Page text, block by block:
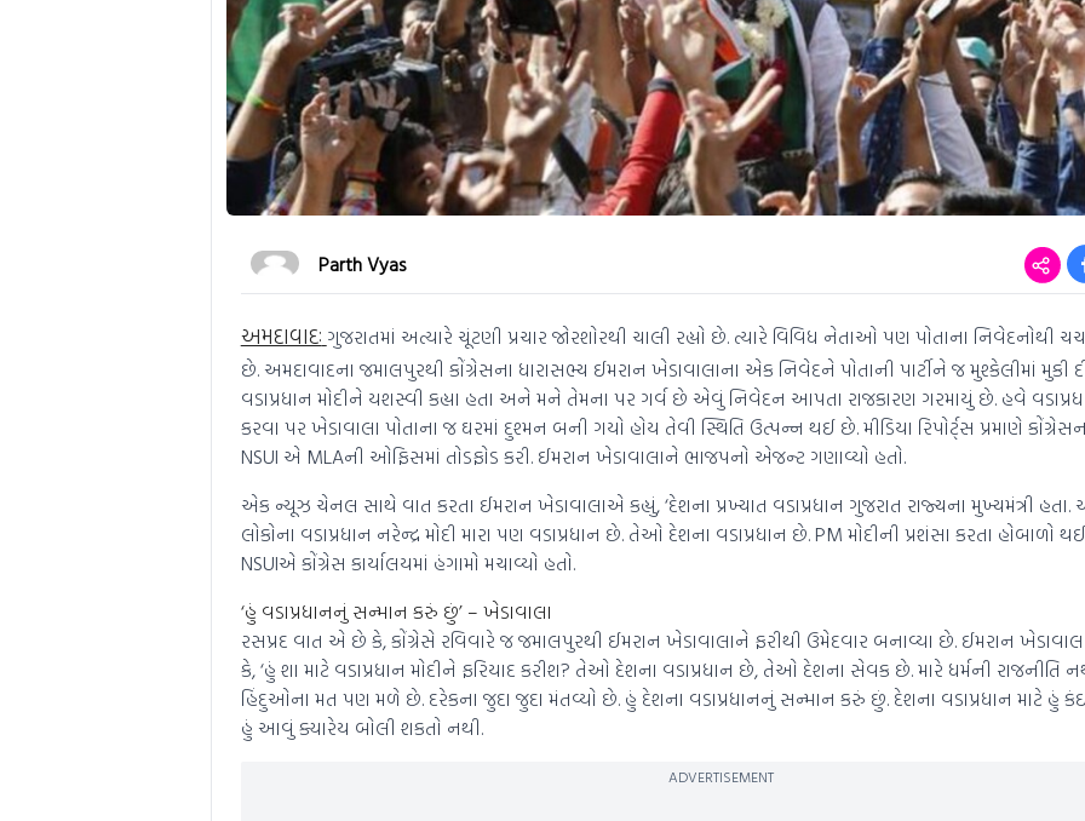
Parth Vyas
અમદાવાદઃ ગુજરાતમાં અત્યારે ચૂંટણી પ્રચાર જોરશોરથી ચાલી રહ્યો છે. ત્યારે વિવિધ નેતાઓ પણ પોતાના નિવેદનોથી
છે. અમદાવાદના જમાલપુરથી કોંગ્રેસના ધારાસભ્ય ઈમરાન ખેડાવાલાના એક નિવેદને પોતાની પાર્ટીને જ મુશ્કેલીમાં મુકી
વડાપ્રધાન મોદીને યશસ્વી કહ્યા હતા અને મને તેમના પર ગર્વ છે એવું નિવેદન આપતા રાજકારણ ગરમાયું છે. હવે
કરવા પર ખેડાવાલા પોતાના જ ઘરમાં દુશ્મન બની ગયો હોય તેવી સ્થિતિ ઉત્પન્ન થઈ છે. મીડિયા રિપોર્ટ્સ પ્રમાણે કોંગ્રેસની
NSUI એ MLAની ઓફિસમાં તોડફોડ કરી. ઈમરાન ખેડાવાલાને ભાજપનો એજન્ટ ગણાવ્યો હતો.
એક ન્યૂઝ ચેનલ સાથે વાત કરતા ઈમરાન ખેડાવાલાએ કહ્યું, ‘દેશના પ્રખ્યાત વડાપ્રધાન ગુજરાત રાજ્યના મુખ્યમંત્રી હતા.
લોકોના વડાપ્રધાન નરેન્દ્ર મોદી મારા પણ વડાપ્રધાન છે. તેઓ દેશના વડાપ્રધાન છે. PM મોદીની પ્રશંસા કરતા હોબાળો
NSUIએ કોંગ્રેસ કાર્યાલયમાં હંગામો મચાવ્યો હતો.
‘હું વડાપ્રધાનનું સન્માન કરું છું’ – ખેડાવાલા
રસપ્રદ વાત એ છે કે, કોંગ્રેસે રવિવારે જ જમાલપુરથી ઈમરાન ખેડાવાલાને ફરીથી ઉમેદવાર બનાવ્યા છે. ઈમરાન
કે, ‘હું શા માટે વડાપ્રધાન મોદીને ફરિયાદ કરીશ? તેઓ દેશના વડાપ્રધાન છે, તેઓ દેશના સેવક છે. મારે ધર્મની રાજનીતિ
હિંદુઓના મત પણ મળે છે. દરેકના જુદા જુદા મંતવ્યો છે. હું દેશના વડાપ્રધાનનું સન્માન કરું છું. દેશના વડાપ્રધાન માટે હું
હું આવું ક્યારેય બોલી શકતો નથી.
ADVERTISEMENT